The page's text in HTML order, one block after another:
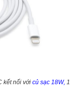
kết nối với củ sạc 18W, 1